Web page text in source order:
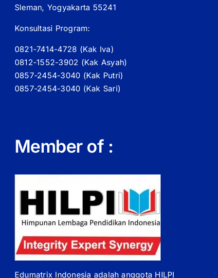
Sleman, Yogyakarta 55241
Konsultasi Program:
0821-7414-4728 (Kak Iva)
0812-1552-3902 (Kak Asyah)
0857-2454-3040 (Kak Putri)
0857-2454-3040 (Kak Sari)
Member of :
Edumatrix Indonesia adalah anggota HILPI